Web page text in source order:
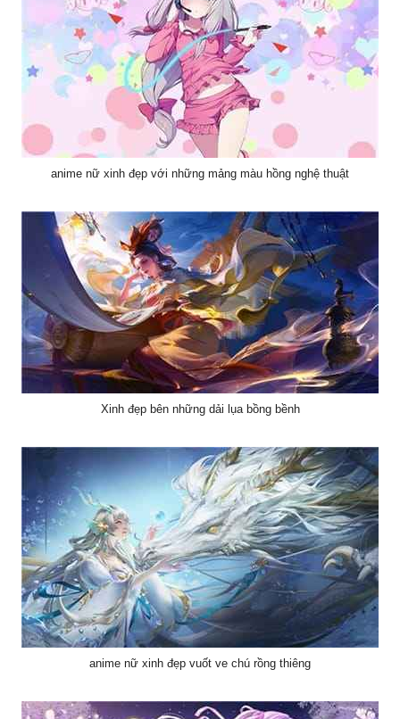
anime nữ xinh đẹp với những mảng màu hồng nghệ thuật
Xinh đẹp bên những dải lụa bồng bềnh
anime nữ xinh đẹp vuốt ve chú rồng thiêng